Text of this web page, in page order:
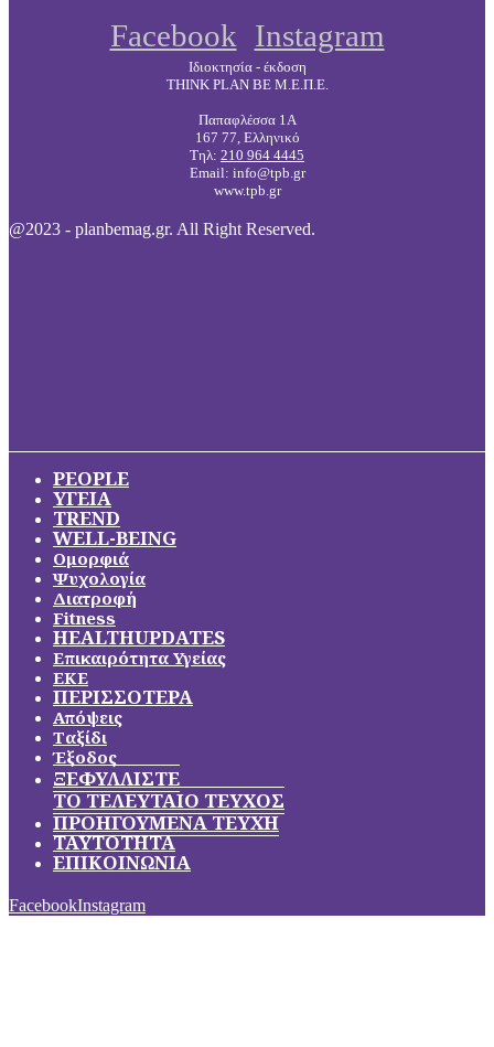
Facebook Instagram
Ιδιοκτησία - έκδοση
THINK PLAN BE Μ.Ε.Π.Ε.
Παπαφλέσσα 1Α
167 77, Ελληνικό
Τηλ: 210 964 4445
Email: info@tpb.gr
www.tpb.gr
@2023 - planbemag.gr. All Right Reserved.
PEOPLE
ΥΓΕΙΑ
TREND
WELL-BEING
Ομορφιά
Ψυχολογία
Διατροφή
Fitness
HEALTHUPDATES
Επικαιρότητα Υγείας
ΕΚΕ
ΠΕΡΙΣΣΟΤΕΡΑ
Απόψεις
Ταξίδι
Έξοδος
ΞΕΦΥΛΛΙΣΤΕ
ΤΟ ΤΕΛΕΥΤΑΙΟ ΤΕΥΧΟΣ
ΠΡΟΗΓΟΥΜΕΝΑ ΤΕΥΧΗ
ΤΑΥΤΟΤΗΤΑ
ΕΠΙΚΟΙΝΩΝΙΑ
FacebookInstagram